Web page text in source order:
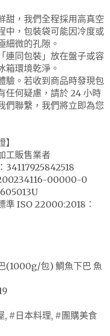
甜，我們全程採用高真空
中，包裝袋可能因冷度或
細微的孔隙。
連同包裝」放在盤子或容
箱環境乾淨。
驗。若收到商品時發現包
任何疑慮，請於 24 小時
們聯繫，我們將立即為您
工販售業者
34117925842518
00000-0
準 ISO 22000:2018：
(1000g/包) 鯛魚下巴 魚
, #日本料理, #團購美食